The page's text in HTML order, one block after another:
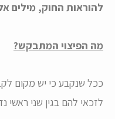
להוראות החוק, מילים
מה הפיצוי המתבקש?
ככל שנקבע כי יש מקום
לזכאי להם בגין שני ראשי